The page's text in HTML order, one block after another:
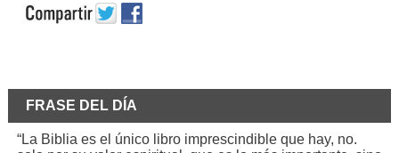
FRASE DEL DÍA
“La Biblia es el único libro imprescindible que hay, no.